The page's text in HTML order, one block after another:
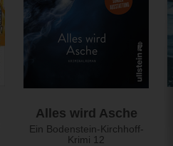
Alles wird Asche
Ein Bodenstein-Kirchhoff-
Krimi 12